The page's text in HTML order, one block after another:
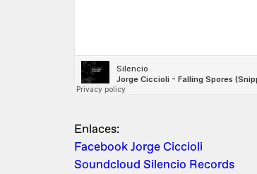
Enlaces:
Facebook Jorge Ciccioli
Soundcloud Silencio Records